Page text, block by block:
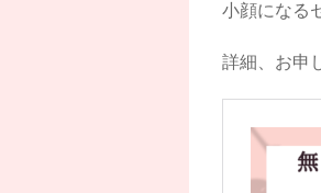
小顔になる
詳細、お申